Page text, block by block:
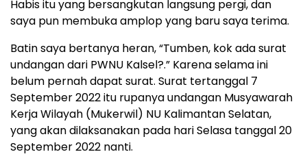
Habis itu yang bersangkutan langsung pergi, dan
saya pun membuka amplop yang baru saya terima.
Batin saya bertanya heran, “Tumben, kok ada surat
undangan dari PWNU Kalsel?.” Karena selama ini
belum pernah dapat surat. Surat tertanggal 7
September 2022 itu rupanya undangan Musyawarah
Kerja Wilayah (Mukerwil) NU Kalimantan Selatan,
yang akan dilaksanakan pada hari Selasa tanggal 20
September 2022 nanti.